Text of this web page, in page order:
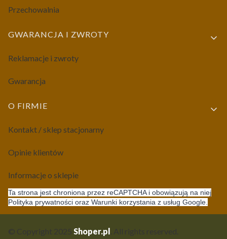
Przechowalnia
GWARANCJA I ZWROTY
Reklamacje i zwroty
Gwarancja
O FIRMIE
Kontakt / sklep stacjonarny
Opinie klientów
Informacje o sklepie
Ta strona jest chroniona przez reCAPTCHA i obowiązują na niej
Polityka prywatności oraz Warunki korzystania z usług Google.
Shoper.pl